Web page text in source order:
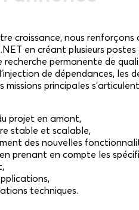
croissance, nous renforçons
en créant plusieurs
recherche permanente de
de dépendances, les
missions principales
projet en amont,
stable et scalable,
des nouvelles
prenant en compte les
techniques.